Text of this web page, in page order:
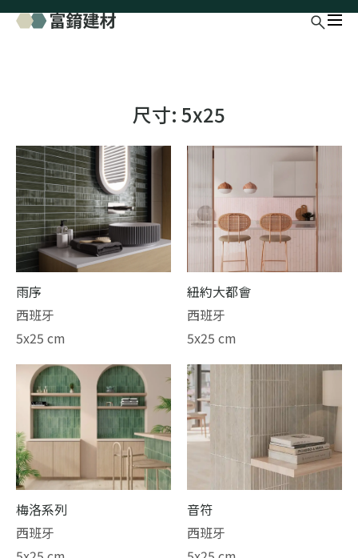
尺寸: 5x25
雨序
西班牙
5x25 cm
紐約大都會
西班牙
5x25 cm
梅洛系列
西班牙
音符
西班牙